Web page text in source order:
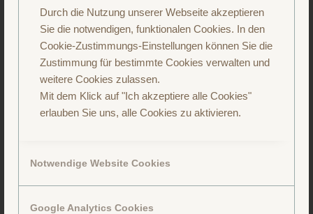
Durch die Nutzung unserer Webseite akzeptieren
Sie die notwendigen, funktionalen Cookies. In den
Cookie-Zustimmungs-Einstellungen können Sie die
Zustimmung für bestimmte Cookies verwalten und
weitere Cookies zulassen.
Mit dem Klick auf "Ich akzeptiere alle Cookies"
erlauben Sie uns, alle Cookies zu aktivieren.
Notwendige Website Cookies
Google Analytics Cookies
Folge uns auf Instagram